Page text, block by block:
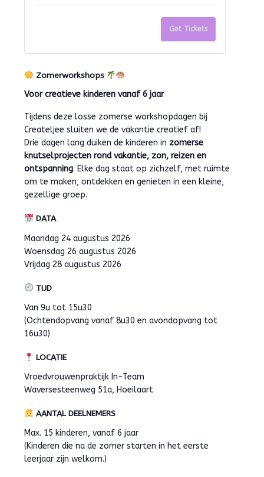
(Woensdag
26
augustus)
quantity
for
(Vrijdag(Vrijdag
Get Tickets
Zomerworkshops
Voor creatieve kinderen vanaf 6 jaar
Tijdens deze losse zomerse workshopdagen bij
Createljee sluiten we de vakantie creatief af!
Drie dagen lang duiken de kinderen in zomerse
knutselprojecten rond vakantie, zon, reizen en
ontspanning. Elke dag staat op zichzelf, met ruimte
om te maken, ontdekken en genieten in een kleine,
gezellige groep.
DATA
Maandag 24 augustus 2026
Woensdag 26 augustus 2026
Vrijdag 28 augustus 2026
TIJD
Van 9u tot 15u30
(Ochtendopvang vanaf 8u30 en avondopvang tot
16u30)
LOCATIE
Vroedvrouwenpraktijk In-Team
Waversesteenweg 51a, Hoeilaart
AANTAL DEELNEMERS
Max. 15 kinderen, vanaf 6 jaar
(Kinderen die na de zomer starten in het eerste
leerjaar zijn welkom.)